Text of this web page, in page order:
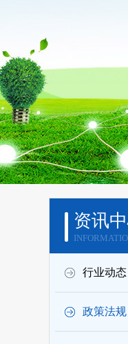
资讯
行业动态
政策法规